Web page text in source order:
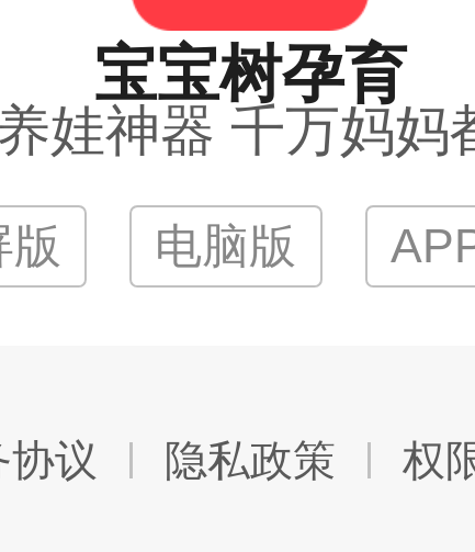
宝宝树孕育
娃神器 千万妈妈
版 电脑版
协议 隐私政策 权